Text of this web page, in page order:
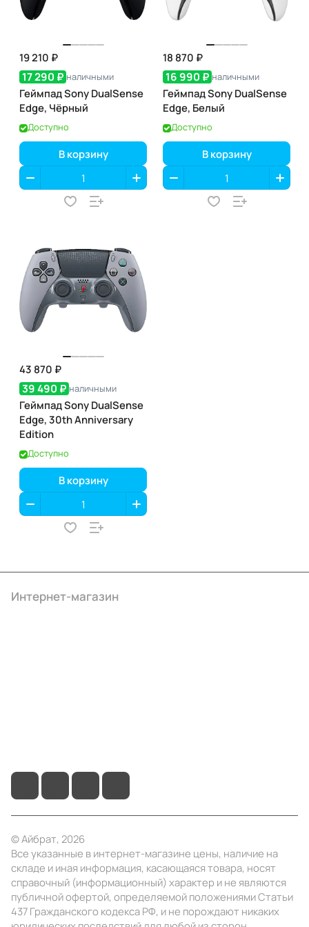
19 210 ₽
17 290 ₽ наличными
Геймпад Sony DualSense
Edge, Чёрный
Доступно
В корзину
18 870 ₽
16 990 ₽ наличными
Геймпад Sony DualSense
Edge, Белый
Доступно
В корзину
43 870 ₽
39 490 ₽ наличными
Геймпад Sony DualSense
Edge, 30th Anniversary
Edition
Доступно
В корзину
Интернет-магазин
© Айбрат, 2026
Все указанные в интернет-магазине цены, наличие на
складе и иная информация, касающаяся товара, носят
справочный (информационный) характер и не являются
публичной офертой, определяемой положениями Статьи
437 Гражданского кодекса РФ, и не порождают никаких